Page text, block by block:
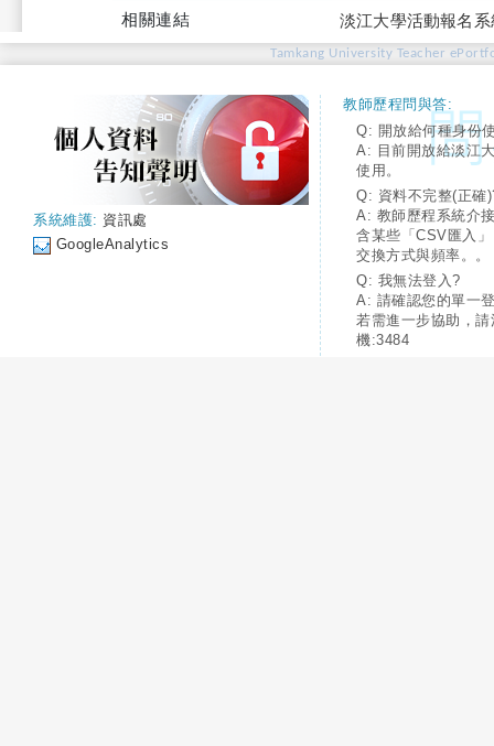
相關連結 淡江大學活動報名
Tamkang University Teacher
系統維護: 資訊處
GoogleAnalytics
教師歷程問與答:
Q: 開放給何種身份
A: 目前開放給淡江
使用。
Q: 資料不完整(正確
A: 教師歷程系統介
含某些「CSV匯入
交換方式與頻率。。
Q: 我無法登入?
A: 請確認您的單一
若需進一步協助，
機:3484